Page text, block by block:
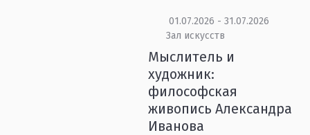
01.07.2026 - 31.07.2026
Зал искусств
Мыслитель и
художник:
философская
живопись Александра
Иванова